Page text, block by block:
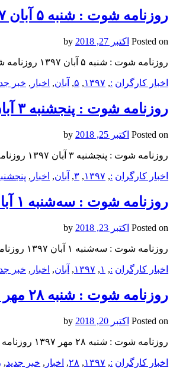
روزنامه شوت : شنبه ۵ آبان ۱۳۹۷
Posted on اکتبر 27, 2018
روزنامه شوت : شنبه ۵ آبان ۱۳۹۷ روزنامه شوت : شنبه ۵ آبان ۱۳۹۷ روزنامه شوت : شنبه ۵ آبان ۱۳۹۷
اخبار کارگران :
, ۱۳۹۷, ۵, آبان, اخبار , خبر
روزنامه شوت : پنجشنبه ۳ آبان ۱۳۹۷
Posted on اکتبر 25, 2018
روزنامه شوت : پنجشنبه ۳ آبان ۱۳۹۷ روزنامه شوت : پنجشنبه ۳ آبان ۱۳۹۷ روزنامه شوت : پنجشنبه ۳ آبان ۱۳۹۷
اخبار کارگران :
, ۱۳۹۷, ۳, آبان, اخبار ,
روزنامه شوت : سه‌شنبه ۱ آبان ۱۳۹۷
Posted on اکتبر 23, 2018
روزنامه شوت : سه‌شنبه ۱ آبان ۱۳۹۷ روزنامه شوت : سه‌شنبه ۱ آبان ۱۳۹۷ روزنامه شوت : سه‌شنبه ۱ آبان ۱۳۹۷
اخبار کارگران :
, ۱, ۱۳۹۷, آبان, اخبار , خبر
روزنامه شوت : شنبه ۲۸ مهر ۱۳۹۷
Posted on اکتبر 20, 2018
روزنامه شوت : شنبه ۲۸ مهر ۱۳۹۷ روزنامه شوت : شنبه ۲۸ مهر ۱۳۹۷ روزنامه شوت : شنبه ۲۸ مهر ۱۳۹۷
اخبار کارگران :
, ۱۳۹۷, ۲۸, اخبار , خبر جدید,